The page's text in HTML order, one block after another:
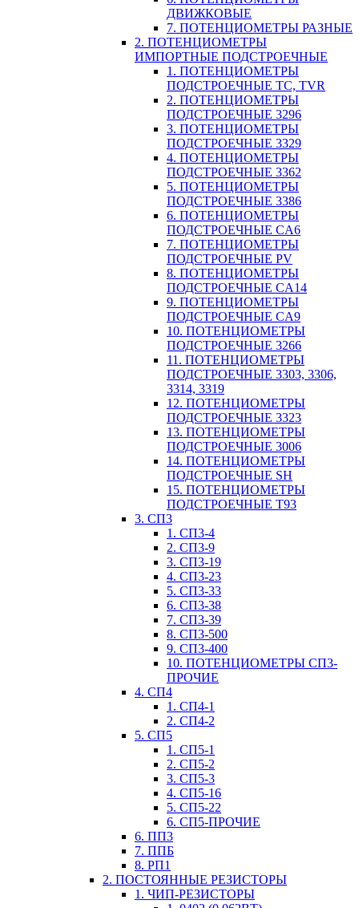
ДВИЖКОВЫЕ
7. ПОТЕНЦИОМЕТРЫ РАЗНЫЕ
2. ПОТЕНЦИОМЕТРЫ
ИМПОРТНЫЕ ПОДСТРОЕЧНЫЕ
1. ПОТЕНЦИОМЕТРЫ
ПОДСТРОЕЧНЫЕ TC, TVR
2. ПОТЕНЦИОМЕТРЫ
ПОДСТРОЕЧНЫЕ 3296
3. ПОТЕНЦИОМЕТРЫ
ПОДСТРОЕЧНЫЕ 3329
4. ПОТЕНЦИОМЕТРЫ
ПОДСТРОЕЧНЫЕ 3362
5. ПОТЕНЦИОМЕТРЫ
ПОДСТРОЕЧНЫЕ 3386
6. ПОТЕНЦИОМЕТРЫ
ПОДСТРОЕЧНЫЕ CA6
7. ПОТЕНЦИОМЕТРЫ
ПОДСТРОЕЧНЫЕ PV
8. ПОТЕНЦИОМЕТРЫ
ПОДСТРОЕЧНЫЕ CA14
9. ПОТЕНЦИОМЕТРЫ
ПОДСТРОЕЧНЫЕ CA9
10. ПОТЕНЦИОМЕТРЫ
ПОДСТРОЕЧНЫЕ 3266
11. ПОТЕНЦИОМЕТРЫ
ПОДСТРОЕЧНЫЕ 3303, 3306,
3314, 3319
12. ПОТЕНЦИОМЕТРЫ
ПОДСТРОЕЧНЫЕ 3323
13. ПОТЕНЦИОМЕТРЫ
ПОДСТРОЕЧНЫЕ 3006
14. ПОТЕНЦИОМЕТРЫ
ПОДСТРОЕЧНЫЕ SH
15. ПОТЕНЦИОМЕТРЫ
ПОДСТРОЕЧНЫЕ Т93
3. СП3
1. СП3-4
2. СП3-9
3. СП3-19
4. СП3-23
5. СП3-33
6. СП3-38
7. СП3-39
8. СП3-500
9. СП3-400
10. ПОТЕНЦИОМЕТРЫ СП3-
ПРОЧИЕ
4. СП4
1. СП4-1
2. СП4-2
5. СП5
1. СП5-1
2. СП5-2
3. СП5-3
4. СП5-16
5. СП5-22
6. СП5-ПРОЧИЕ
6. ПП3
7. ППБ
8. РП1
2. ПОСТОЯННЫЕ РЕЗИСТОРЫ
1. ЧИП-РЕЗИСТОРЫ